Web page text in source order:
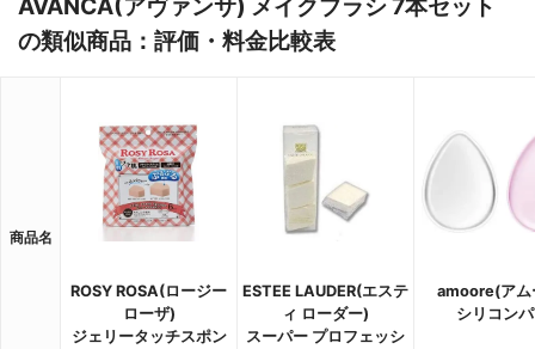
AVANCA(アヴァンサ) メイクブラシ 7本セット
の類似商品：評価・料金比較表
商品名
ROSY ROSA(ロージー
ローザ)
ジェリータッチスポン
ESTEE LAUDER(エステ
ィ ローダー)
スーパー プロフェッシ
amoore(アム
シリコン